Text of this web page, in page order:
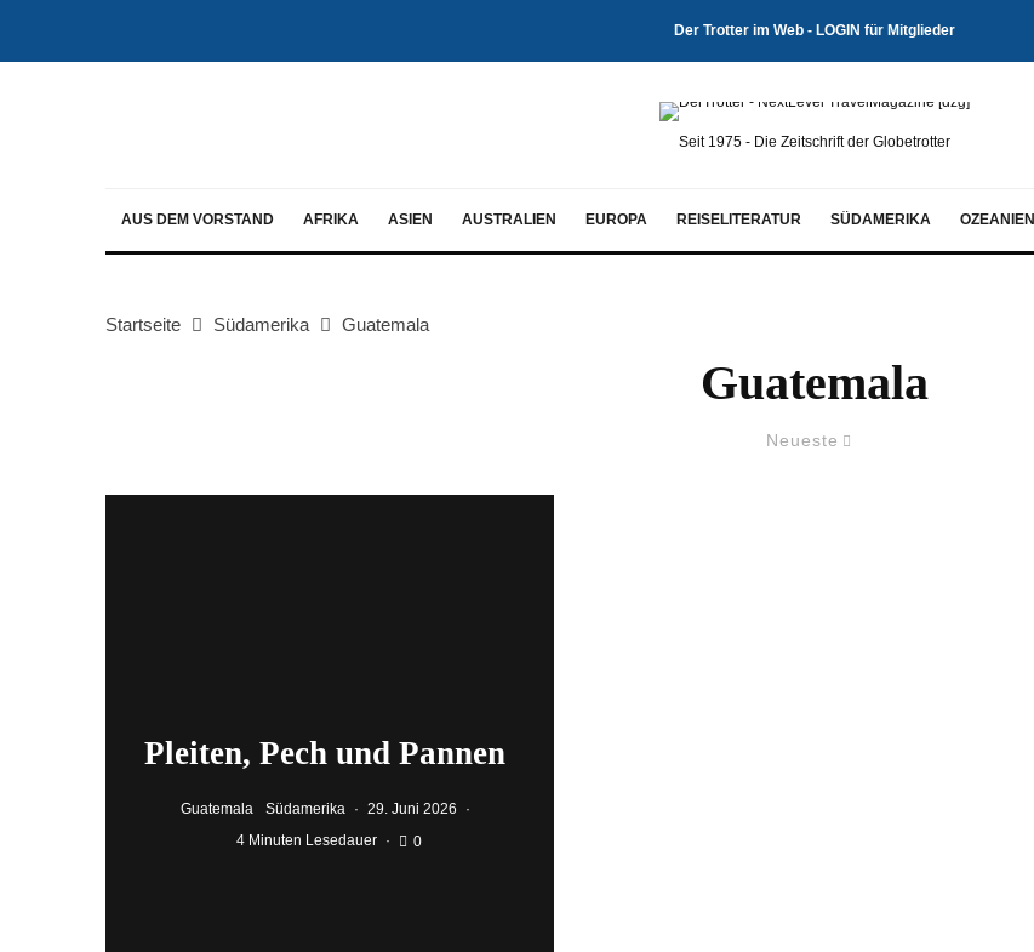
Der Trotter im Web - LOGIN für Mitglieder
Seit 1975 - Die Zeitschrift der Globetrotter
AUS DEM VORSTAND AFRIKA ASIEN AUSTRALIEN EUROPA REISELITERATUR SÜDAMERIKA OZEANIEN
Startseite Südamerika Guatemala
Guatemala
Neueste
Pleiten, Pech und Pannen
Guatemala Südamerika · 29. Juni 2026
·
4 Minuten Lesedauer · 0